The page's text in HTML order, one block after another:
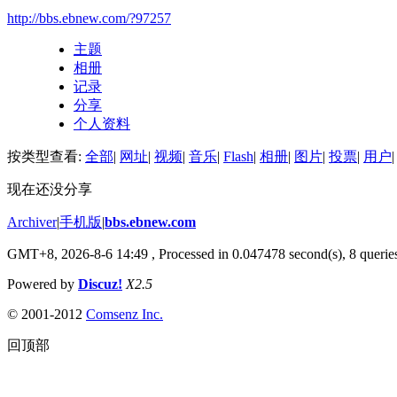
http://bbs.ebnew.com/?97257
主题
相册
记录
分享
个人资料
按类型查看: 全部| 网址| 视频| 音乐| Flash| 相册| 图片| 投票| 用户|
现在还没分享
Archiver|手机版|bbs.ebnew.com
GMT+8, 2026-8-6 14:49 , Processed in 0.047478 second(s), 8
Powered by Discuz! X2.5
© 2001-2012 Comsenz Inc.
回顶部